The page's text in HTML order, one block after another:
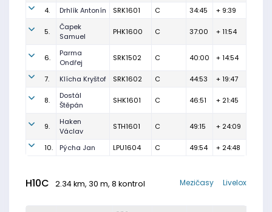
4. Drhlík Antonín SRK1601 C 34:45 + 9:39
5.
Čapek
Samuel
PHK1600 C 37:00 + 11:54
6.
Parma
Ondřej
SRK1502 C 40:00 + 14:54
7. Klícha Kryštof SRK1602 C 44:53 + 19:47
8.
Dostál
Štěpán
SHK1601 C 46:51 + 21:45
9.
Haken
Václav
STH1601 C 49:15 + 24:09
10. Pýcha Jan LPU1604 C 49:54 + 24:48
H10C 2.34 km, 30 m, 8 kontrol Livelox
Mezičasy